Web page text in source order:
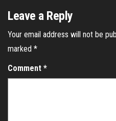
Leave a Reply
Your email address will not be
marked *
Comment *